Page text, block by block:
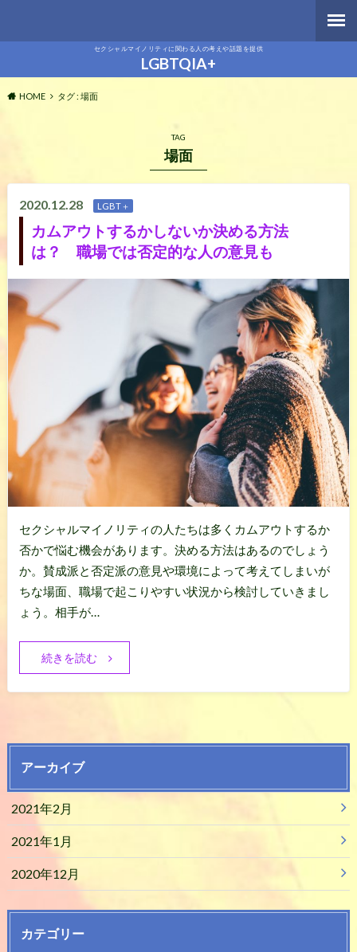
セクシャルマイノリティに関わる人の考えや話題を提供
LGBTQIA+
HOME タグ : 場面
TAG
場面
2020.12.28 LGBT＋
カムアウトするかしないか決める方法
は？ 職場では否定的な人の意見も
セクシャルマイノリティの人たちは多くカムアウトするか
否かで悩む機会があります。決める方法はあるのでしょう
か。賛成派と否定派の意見や環境によって考えてしまいが
ちな場面、職場で起こりやすい状況から検討していきまし
ょう。相手が…
続きを読む
アーカイブ
2021年2月
2021年1月
2020年12月
カテゴリー